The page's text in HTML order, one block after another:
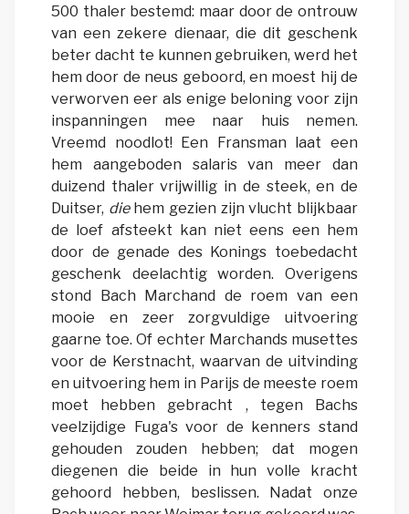
500 thaler bestemd: maar door de ontrouw
van een zekere dienaar, die dit geschenk
beter dacht te kunnen gebruiken, werd het
hem door de neus geboord, en moest hij de
verworven eer als enige beloning voor zijn
inspanningen mee naar huis nemen.
Vreemd noodlot! Een Fransman laat een
hem aangeboden salaris van meer dan
duizend thaler vrijwillig in de steek, en de
Duitser, diehem gezien zijn vlucht blijkbaar
de loef afsteekt kan niet eens een hem
door de genade des Konings toebedacht
geschenk deelachtig worden. Overigens
stond Bach Marchand de roem van een
mooie en zeer zorgvuldige uitvoering
gaarne toe. Of echter Marchands musettes
voor de Kerstnacht, waarvan de uitvinding
en uitvoering hem in Parijs de meeste roem
moet hebben gebracht , tegen Bachs
veelzijdige Fuga's voor de kenners stand
gehouden zouden hebben; dat mogen
diegenen die beide in hun volle kracht
gehoord hebben, beslissen. Nadat onze